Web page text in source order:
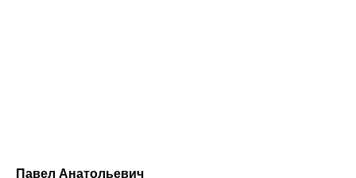
Павел Анатольевич